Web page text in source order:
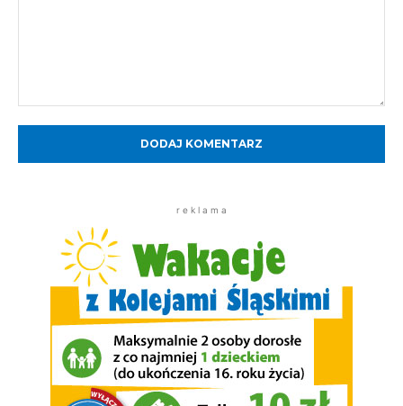
r e k l a m a